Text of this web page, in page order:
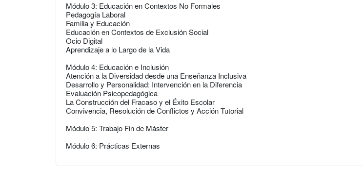
Módulo 3: Educación en Contextos No Formales
Pedagogía Laboral
Familia y Educación
Educación en Contextos de Exclusión Social
Ocio Digital
Aprendizaje a lo Largo de la Vida
Módulo 4: Educación e Inclusión
Atención a la Diversidad desde una Enseñanza Inclusiva
Desarrollo y Personalidad: Intervención en la Diferencia
Evaluación Psicopedagógica
La Construcción del Fracaso y el Éxito Escolar
Convivencia, Resolución de Conflictos y Acción Tutorial
Módulo 5: Trabajo Fin de Máster
Módulo 6: Prácticas Externas